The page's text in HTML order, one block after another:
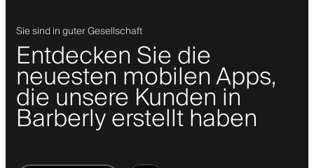
Sie sind in guter Gesellschaft
Entdecken Sie die
neuesten mobilen Apps,
die unsere Kunden in
Barberly erstellt haben